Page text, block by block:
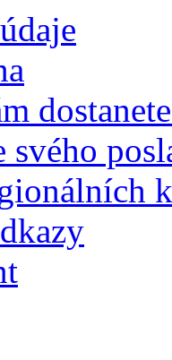
svého